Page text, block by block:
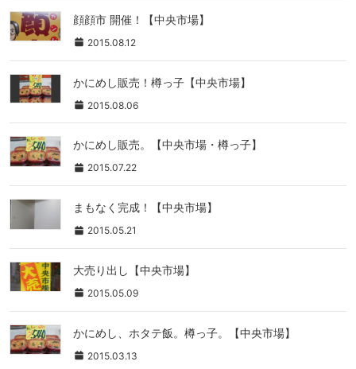
顔顔市 開催！【中央市場】
2015.08.12
かにめし販売！樽っ子【中央市場】
2015.08.06
かにめし販売。【中央市場・樽っ子】
2015.07.22
まもなく完成！【中央市場】
2015.05.21
大売り出し【中央市場】
2015.05.09
かにめし、ホタテ飯。樽っ子。【中央市場】
2015.03.13